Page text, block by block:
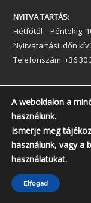
NYITVA TARTÁS:
Hétfőtől – Péntekig:
Nyitvatartási időn
Telefonszám: +36 30
A weboldalon a
használunk.
Ismerje meg
használunk, vagy a
használatukat.
Elfogad